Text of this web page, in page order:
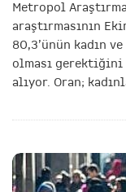
Metropol
araştırmasının
80,3’ünün kadın
olması
alıyor. Oran;